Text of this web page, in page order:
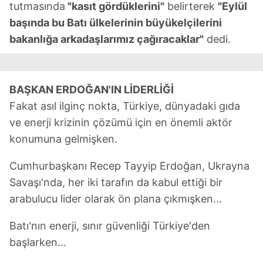
tutmasında "kasıt gördüklerini" belirterek "Eylül
başında bu Batı ülkelerinin büyükelçilerini
bakanlığa arkadaşlarımız çağıracaklar" dedi.
BAŞKAN ERDOĞAN'IN LİDERLİĞİ
Fakat asıl ilginç nokta, Türkiye, dünyadaki gıda
ve enerji krizinin çözümü için en önemli aktör
konumuna gelmişken.
Cumhurbaşkanı Recep Tayyip Erdoğan, Ukrayna
Savaşı'nda, her iki tarafın da kabul ettiği bir
arabulucu lider olarak ön plana çıkmışken...
Batı'nın enerji, sınır güvenliği Türkiye'den
başlarken...